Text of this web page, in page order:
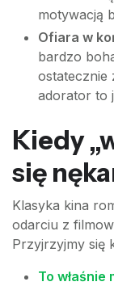
motywacją
Ofiara w
bardzo
ostatecznie
adorator to
Kiedy
się
Klasyka kina
odarciu z
Przyjrzyjmy się
To właśnie